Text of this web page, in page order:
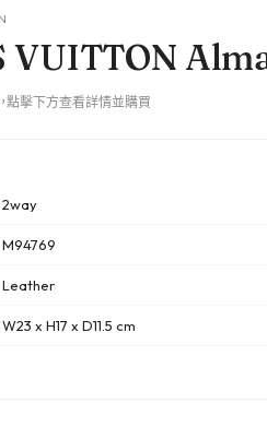
VUITTON
點擊下方查看詳情並購買
2way
M94769
Leather
W23 x H17 x D11.5 cm